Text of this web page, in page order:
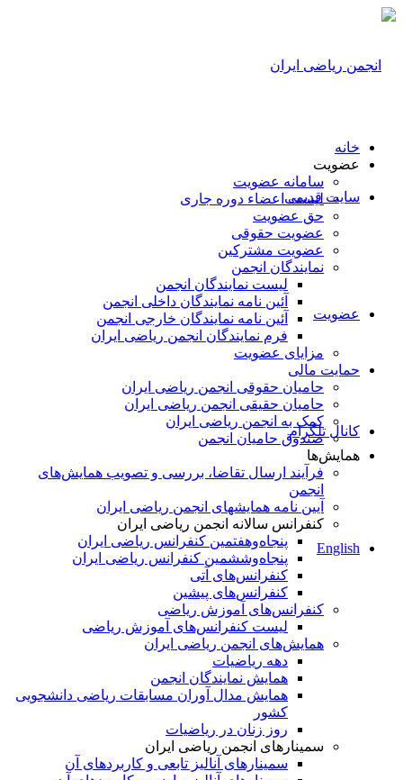
سایت قدیمی
عضویت
کانال تلگرام
English
خانه
عضویت
سامانه عضویت
لیست اعضاء دوره جاری
حق عضویت
عضویت حقوقی
عضویت مشترکین
نمایندگان انجمن
لیست نمایندگان انجمن
آئین نامه نمایندگان داخلی انجمن
آئین نامه نمایندگان خارجی انجمن
فرم نمایندگان انجمن ریاضی ایران
مزایای عضویت
حمایت مالی
حامیان حقوقی انجمن ریاضی ایران
حامیان حقیقی انجمن ریاضی ایران
کمک به انجمن ریاضی ایران
صندوق حامیان انجمن
همایش‌ها
فرآیند ارسال تقاضا، بررسی و تصویب همایش‌های
انجمن
آیین نامه همایشهای انجمن ریاضی ایران
کنفرانس‌ سالانه انجمن ریاضی ایران
پنجاه‌و‌هفتمین کنفرانس ریاضی ایران
پنجاه‌و‌ششمین کنفرانس ریاضی ایران
کنفرانس‌های آتی
کنفرانس‎‌های پیشین
کنفرانس‌های آموزش ریاضی
لیست کنفرانس‌های آموزش ریاضی
همایش‌های انجمن ریاضی ایران
دهه ریاضیات
همایش نمایندگان انجمن
همایش مدال آوران مسابقات ریاضی دانشجویی
کشور
روز زنان در ریاضیات
سمینارهای انجمن ریاضی ایران
سمینارهای آنالیز تابعی و کاربردهای آن